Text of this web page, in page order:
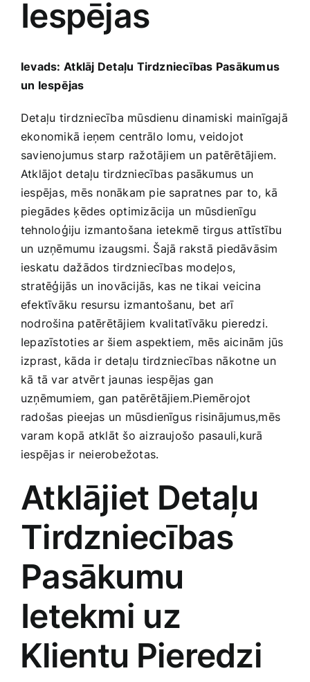
Medicīnas preces
Pakalpojumi
Pārtikas preces
Preces birojam
Preces pieaugušajiem
Rotaļlietas, bērnu preces
Smaržas, kosmētika
Sports, tūrisms un atpūta
TV un Sadzīves tehnika
Zoo preces
Iespējas
Ievads: ⁤Atklāj Detaļu Tirdzniecības Pasākumus
un Iespējas
Detaļu⁤ tirdzniecība mūsdienu dinamiski mainīgajā
ekonomikā ieņem centrālo lomu, veidojot
savienojumus starp⁤ ražotājiem ‌un patērētājiem.
Atklājot detaļu tirdzniecības pasākumus‌ un⁢
iespējas, mēs nonākam pie sapratnes par to, ‌kā
piegādes ⁣ķēdes optimizācija un mūsdienīgu
tehnoloģiju izmantošana​ ietekmē tirgus attīstību
un uzņēmumu izaugsmi. Šajā rakstā piedāvāsim
ieskatu dažādos tirdzniecības modeļos,
stratēģijās⁤ un ‍inovācijās, kas ne tikai⁣ veicina
efektīvāku resursu ⁣izmantošanu,‍ bet ‌arī‌
nodrošina patērētājiem kvalitatīvāku pieredzi.
Iepazīstoties ‌ar šiem‍ aspektiem, mēs aicinām jūs
izprast, ‌kāda ir detaļu tirdzniecības nākotne⁤ un
kā tā‍ var atvērt‌ jaunas iespējas ‌gan
uzņēmumiem, gan⁢ patērētājiem.Piemērojot
radošas pieejas ​un mūsdienīgus risinājumus,mēs
varam kopā atklāt šo aizraujošo pasauli,kurā
iespējas ir neierobežotas.
Atklājiet Detaļu
Tirdzniecības
‌Pasākumu
Ietekmi‌ uz
⁢Klientu⁤ Pieredzi